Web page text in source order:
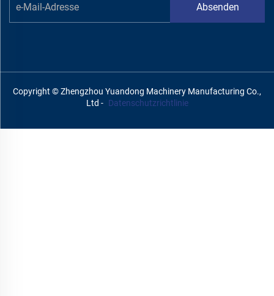
Absenden
Copyright © Zhengzhou Yuandong Machinery Manufacturing Co.,
Ltd - Datenschutzrichtlinie